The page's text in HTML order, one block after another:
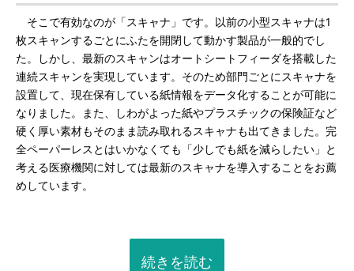
そこで有効なのが「スキャナ」です。以前の小型スキャナは1
枚スキャンするごとにふたを開閉して動かす製品が一般的でし
た。しかし、最新のスキャンはオートシートフィーダを搭載した
連続スキャンを実現しています。そのため部門ごとにスキャナを
設置して、現在保有している紙情報をデータ化することが可能に
なりました。また、しわがよった紙やプラスチックの保険証など
硬く厚い素材もそのまま読み取れるスキャナも出てきました。完
全ペーパーレスとはいかなくても「少しでも紙を減らしたい」と
考える医療機関に対しては最新のスキャナを導入することをお薦
めしています。
続きを読む